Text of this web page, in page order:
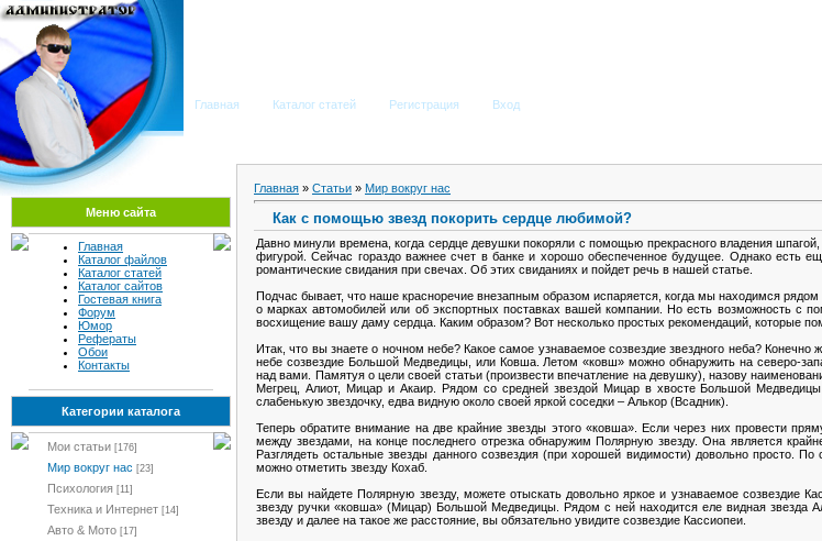
Главная Каталог статей Регистрация Вход
Меню сайта
Главная
Каталог файлов
Каталог статей
Каталог сайтов
Гостевая книга
Форум
Юмор
Рефераты
Обои
Контакты
Категории каталога
Мои статьи [176]
Мир вокруг нас [23]
Психология [11]
Техника и Интернет [14]
Авто & Мото [17]
Главная » Статьи » Мир вокруг нас
Как с помощью звезд покорить сердце любимой?
Давно минули времена, когда сердце девушки покоряли с помощью прекрасного владения
фигурой. Сейчас гораздо важнее счет в банке и хорошо обеспеченное будущее. Однако есть
романтические свидания при свечах. Об этих свиданиях и пойдет речь в нашей статье.
Подчас бывает, что наше красноречие внезапным образом испаряется, когда мы находимся
о марках автомобилей или об экспортных поставках вашей компании. Но есть возможность с
восхищение вашу даму сердца. Каким образом? Вот несколько простых рекомендаций, которые
Итак, что вы знаете о ночном небе? Какое самое узнаваемое созвездие звездного неба?
небе созвездие Большой Медведицы, или Ковша. Летом «ковш» можно обнаружить на северо-
над вами. Памятуя о цели своей статьи (произвести впечатление на девушку), назову
Мегрец, Алиот, Мицар и Акаир. Рядом со средней звездой Мицар в хвосте Большой
слабенькую звездочку, едва видную около своей яркой соседки – Алькор (Всадник).
Теперь обратите внимание на две крайние звезды этого «ковша». Если через них провести
между звездами, на конце последнего отрезка обнаружим Полярную звезду. Она является
Разглядеть остальные звезды данного созвездия (при хорошей видимости) довольно просто.
можно отметить звезду Кохаб.
Если вы найдете Полярную звезду, можете отыскать довольно яркое и узнаваемое созвездие
звезду ручки «ковша» (Мицар) Большой Медведицы. Рядом с ней находится еле видная
звезду и далее на такое же расстояние, вы обязательно увидите созвездие Кассиопеи.